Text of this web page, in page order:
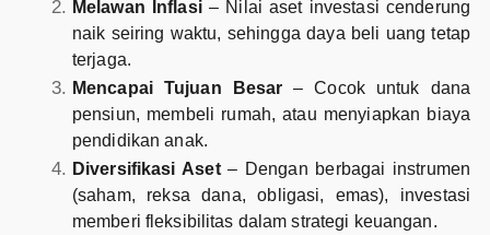
Melawan Inflasi– Nilai aset investasi cenderung
naik seiring waktu, sehingga daya beli uang tetap
terjaga.
Mencapai Tujuan Besar – Cocok untuk dana
pensiun, membeli rumah, atau menyiapkan biaya
pendidikan anak.
Diversifikasi Aset– Dengan berbagai instrumen
(saham, reksa dana, obligasi, emas), investasi
memberi fleksibilitas dalam strategi keuangan.